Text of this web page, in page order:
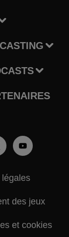
CASTING
des jeux
et cookies